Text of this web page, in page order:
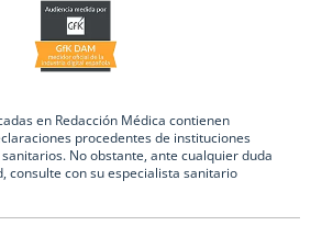
en Redacción Médica contienen
procedentes de instituciones
No obstante, ante cualquier duda
consulte con su especialista sanitario